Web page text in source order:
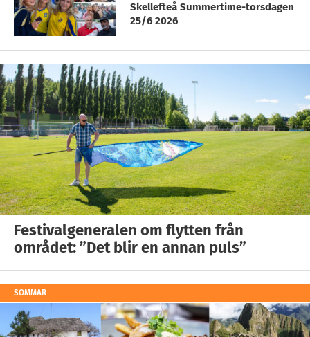
Skellefteå Summertime-torsdagen
25/6 2026
Festivalgeneralen om flytten från
området: ”Det blir en annan puls”
SOMMAR